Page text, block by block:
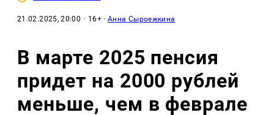
21.02.2025, 20:00 · 16+ ·Анна Сыроежкина
В марте 2025 пенсия
придет на 2000 рублей
меньше, чем в феврале